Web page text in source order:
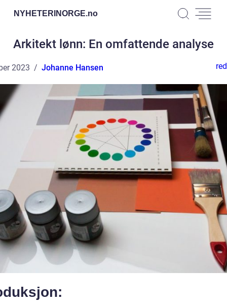
NYHETERINORGE.no
Arkitekt lønn: En omfattende analyse
2023 Johanne Hansen